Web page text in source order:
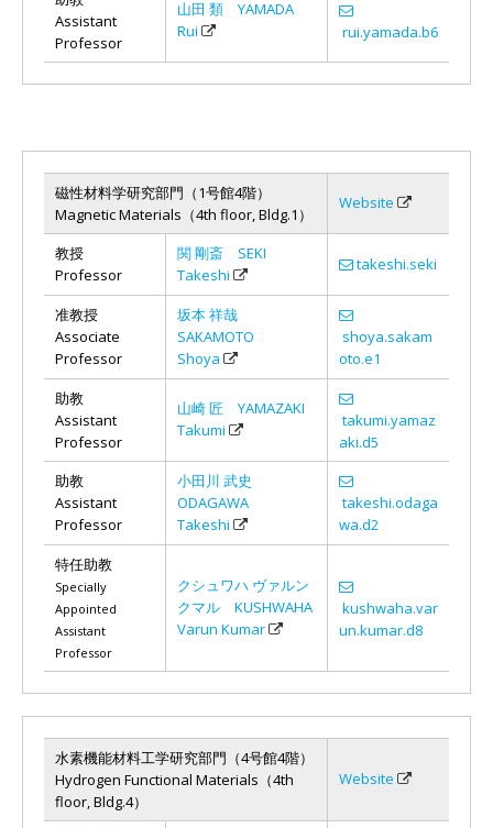
Assistant
Professor
山田 類 YAMADA
Rui
rui.yamada.b6
磁性材料学研究部門（1号館4階）
Magnetic Materials（4th floor, Bldg.1）
Website
教授
Professor
関 剛斎 SEKI
Takeshi
takeshi.seki
准教授
Associate
Professor
坂本 祥哉
SAKAMOTO
Shoya
shoya.sakam
oto.e1
助教
Assistant
Professor
山崎 匠 YAMAZAKI
Takumi
takumi.yamaz
aki.d5
助教
Assistant
Professor
小田川 武史
ODAGAWA
Takeshi
takeshi.odaga
wa.d2
特任助教
Specially
Appointed
Assistant
Professor
クシュワハ ヴァルン
クマル KUSHWAHA
Varun Kumar
kushwaha.var
un.kumar.d8
水素機能材料工学研究部門（4号館4階）
Hydrogen Functional Materials（4th
floor, Bldg.4）
Website